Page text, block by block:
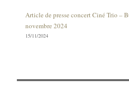
Article de presse concert Ciné Trio –
novembre 2024
15/11/2024